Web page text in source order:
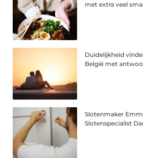
met extra veel
Duidelijkheid
België met
Slotenmaker
Slotenspecialist